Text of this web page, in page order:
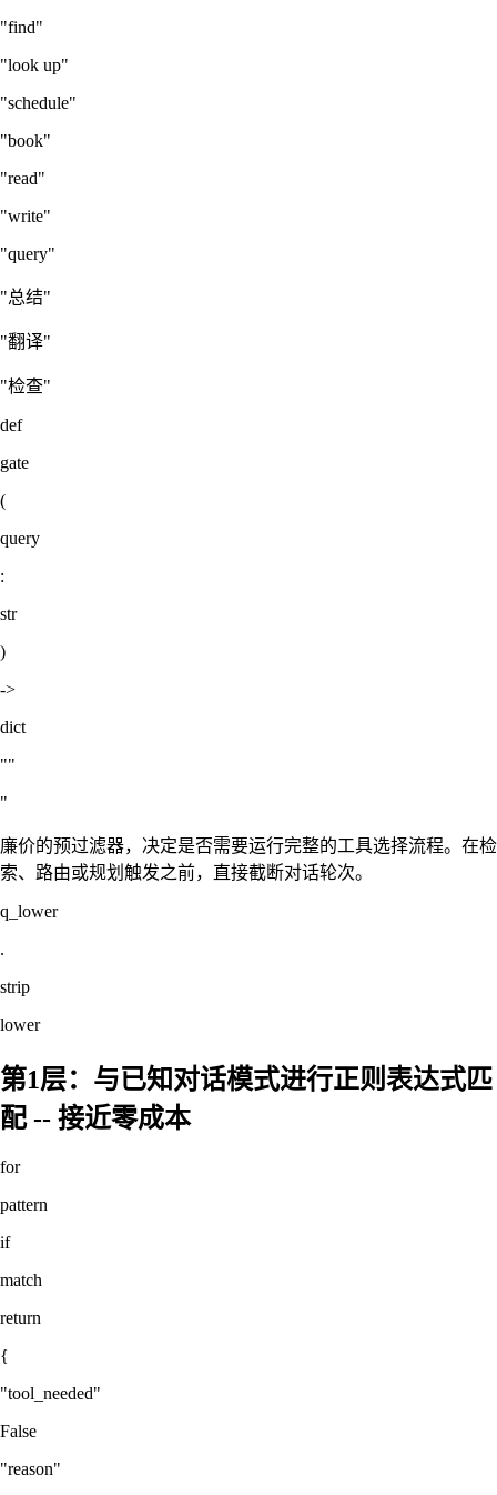
"find"
"look up"
"schedule"
"book"
"read"
"write"
"query"
"总结"
"翻译"
"检查"
def
gate
(
query
:
str
)
->
dict
""
"
廉价的预过滤器，决定是否需要运行完整的工具选择流程。在检
索、路由或规划触发之前，直接截断对话轮次。
q_lower
.
strip
lower
第1层：与已知对话模式进行正则表达式匹
配 -- 接近零成本
for
pattern
if
match
return
{
"tool_needed"
False
"reason"